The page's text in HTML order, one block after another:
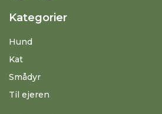
Kategorier
Hund
Kat
Smådyr
Til ejeren